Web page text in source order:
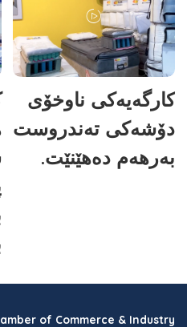
کارگەیەکی ناوخۆی
دۆشەکی تەندروست
بەرهەم دەهێنێت.
of Commerce & Industry